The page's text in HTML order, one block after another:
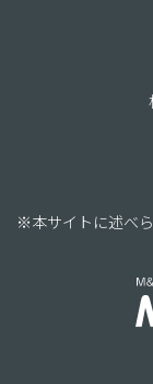
※本サイトに述べ